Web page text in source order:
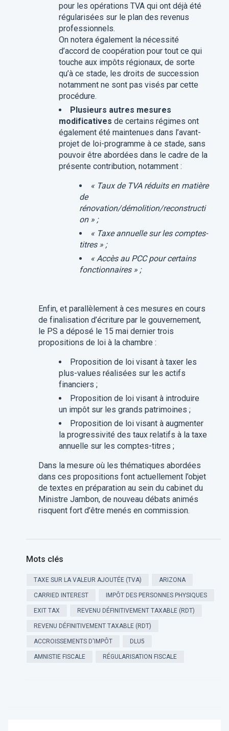
pour les opérations TVA qui ont déjà été
régularisées sur le plan des revenus
professionnels.
On notera également la nécessité
d’accord de coopération pour tout ce qui
touche aux impôts régionaux, de sorte
qu’à ce stade, les droits de succession
notamment ne sont pas visés par cette
procédure.
Plusieurs autres mesures
modificatives de certains régimes ont
également été maintenues dans l’avant-
projet de loi-programme à ce stade, sans
pouvoir être abordées dans le cadre de la
présente contribution, notamment :
« Taux de TVA réduits en matière
de
rénovation/démolition/reconstructi
on » ;
« Taxe annuelle sur les comptes-
titres » ;
« Accès au PCC pour certains
fonctionnaires » ;
Enfin, et parallèlement à ces mesures en cours
de finalisation d’écriture par le gouvernement,
le PS a déposé le 15 mai dernier trois
propositions de loi à la chambre :
Proposition de loi visant à taxer les
plus-values réalisées sur les actifs
financiers ;
Proposition de loi visant à introduire
un impôt sur les grands patrimoines ;
Proposition de loi visant à augmenter
la progressivité des taux relatifs à la taxe
annuelle sur les comptes-titres ;
Dans la mesure où les thématiques abordées
dans ces propositions font actuellement l’objet
de textes en préparation au sein du cabinet du
Ministre Jambon, de nouveau débats animés
risquent fort d’être menés en commission.
Mots clés
TAXE SUR LA VALEUR AJOUTÉE (TVA) ARIZONA
CARRIED INTEREST IMPÔT DES PERSONNES PHYSIQUES
EXIT TAX REVENU DÉFINITIVEMENT TAXABLE (RDT)
REVENU DÉFINITIVEMENT TAXABLE (RDT)
ACCROISSEMENTS D'IMPÔT DLU5
AMNISTIE FISCALE RÉGULARISATION FISCALE